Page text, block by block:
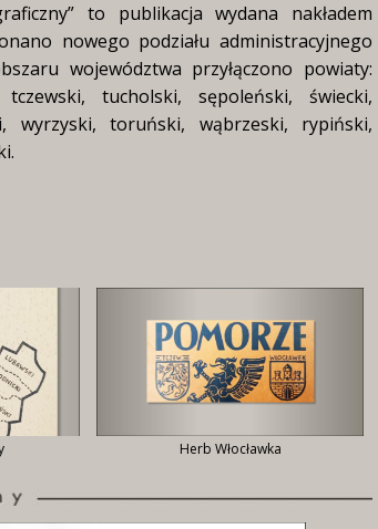
to publikacja wydana nakładem
nowego podziału administracyjnego
województwa przyłączono powiaty:
tucholski, sępoleński, świecki,
wyrzyski, toruński, wąbrzeski, rypiński,
Herb Włocławka